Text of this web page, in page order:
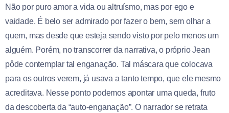
Não por puro amor a vida ou altruísmo, mas por ego e
vaidade. É belo ser admirado por fazer o bem, sem olhar a
quem, mas desde que esteja sendo visto por pelo menos um
alguém. Porém, no transcorrer da narrativa, o próprio Jean
pôde contemplar tal enganação. Tal máscara que colocava
para os outros verem, já usava a tanto tempo, que ele mesmo
acreditava. Nesse ponto podemos apontar uma queda, fruto
da descoberta da “auto-enganação”. O narrador se retrata